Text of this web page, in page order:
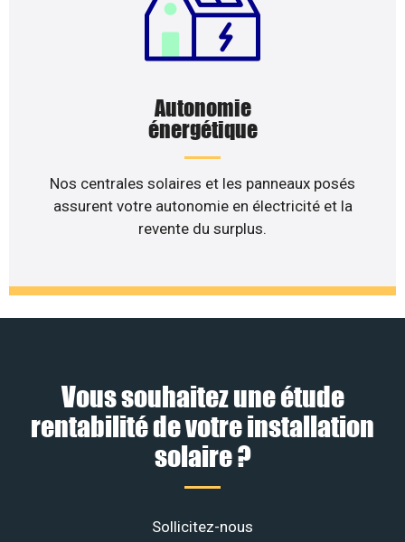
Autonomie
énergétique
Nos centrales solaires et les panneaux posés
assurent votre autonomie en électricité et la
revente du surplus.
Vous souhaitez une étude
rentabilité de votre installation
solaire ?
Sollicitez-nous